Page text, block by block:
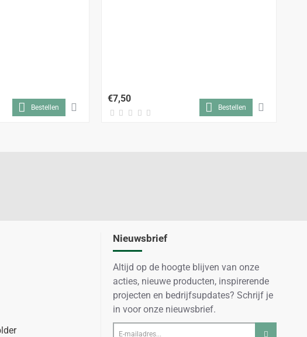
Bestellen
€7,50
Bestellen
Nieuwsbrief
Altijd op de hoogte blijven van onze
acties, nieuwe producten, inspirerende
projecten en bedrijfsupdates? Schrijf je
in voor onze nieuwsbrief.
E-